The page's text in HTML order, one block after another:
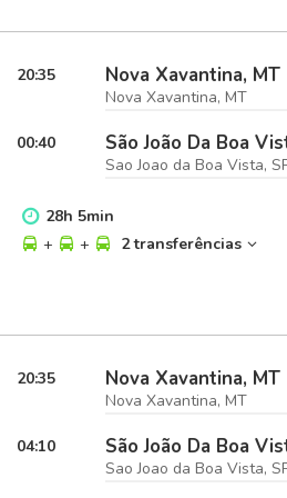
20:35 Nova Xavantina, MT
Nova Xavantina, MT
00:40 São João Da Boa
Sao Joao da Boa Vista,
28h 5min
+
+ 2 transferências
20:35 Nova Xavantina, MT
Nova Xavantina, MT
04:10 São João Da Boa
Sao Joao da Boa Vista,